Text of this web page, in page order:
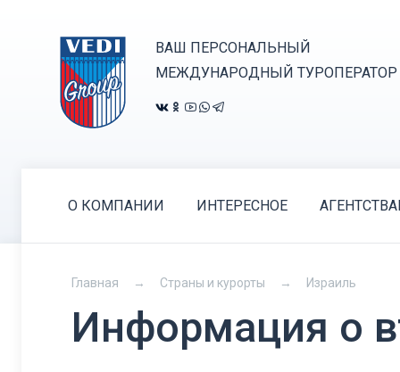
ВАШ ПЕРСОНАЛЬНЫЙ
МЕЖДУНАРОДНЫЙ ТУРОПЕРАТОР
О КОМПАНИИ ИНТЕРЕСНОЕ
Главная Страны и курорты Израиль
Информация о